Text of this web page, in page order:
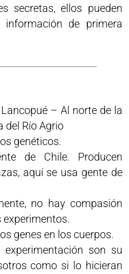
secretas, ellos pueden
de primera
– Al norte de la
del Río Agrio
genéticos.
de Chile. Producen
aquí se usa gente de
no hay compasión
experimentos.
genes en los cuerpos.
son su
como si lo hicieran